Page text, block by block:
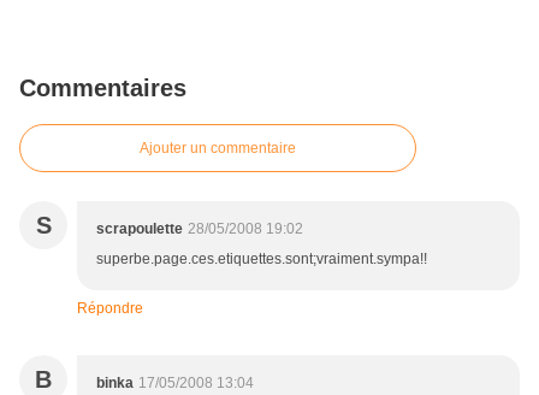
Commentaires
Ajouter un commentaire
S scrapoulette 28/05/2008 19:02
superbe.page.ces.etiquettes.sont;vraiment.sympa!!
Répondre
B binka 17/05/2008 13:04